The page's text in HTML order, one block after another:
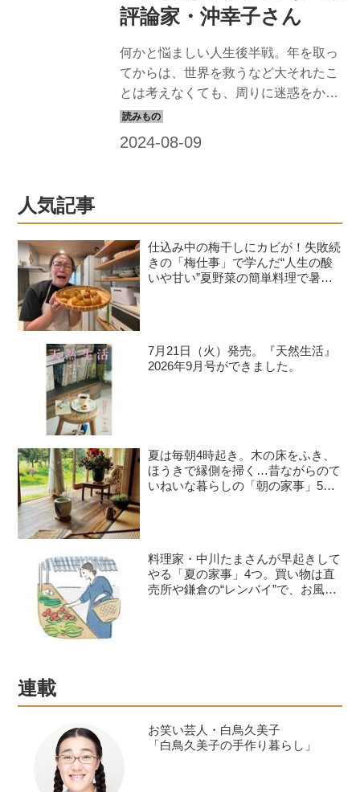
評論家・沖幸子さん
何かと悩ましい人生後半戦。年を取っ
てからは、世界を救うなど大それたこ
とは考えなくても、周りに迷惑をかけ
ずにどうやって快適に暮らせるか、小
日の習慣」と「ちょっとした変化」の
お話について。
人気記事
仕込み中の梅干しにカビが！失敗続
きの「梅仕事」で学んだ“人生の酸
いや甘い”夏野菜の簡単料理で暑さ
7月21日（火）発売。『天然生活』
2026年9月号ができました。
夏は毎朝4時起き。木の床をふき、
ほうきで縁側を掃く…昔ながらのて
いねいな暮らしの「朝の家事」5つ
料理家・中川たまさんが早起きして
やる「夏の家事」4つ。買い物は直
売所や鎌倉の“レンバイ”で、お風呂
連載
お笑い芸人・白鳥久美子
「白鳥久美子の手作り暮らし」